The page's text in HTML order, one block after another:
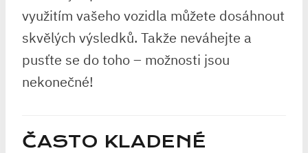
využitím vašeho vozidla můžete dosáhnout
skvělých výsledků. Takže neváhejte a
pusťte se do toho – možnosti jsou
nekonečné!
ČASTO KLADENÉ